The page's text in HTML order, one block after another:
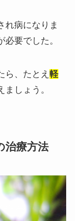
れ病になりま
要でした。
ら、たとえ 軽
ましょう。
治療方法